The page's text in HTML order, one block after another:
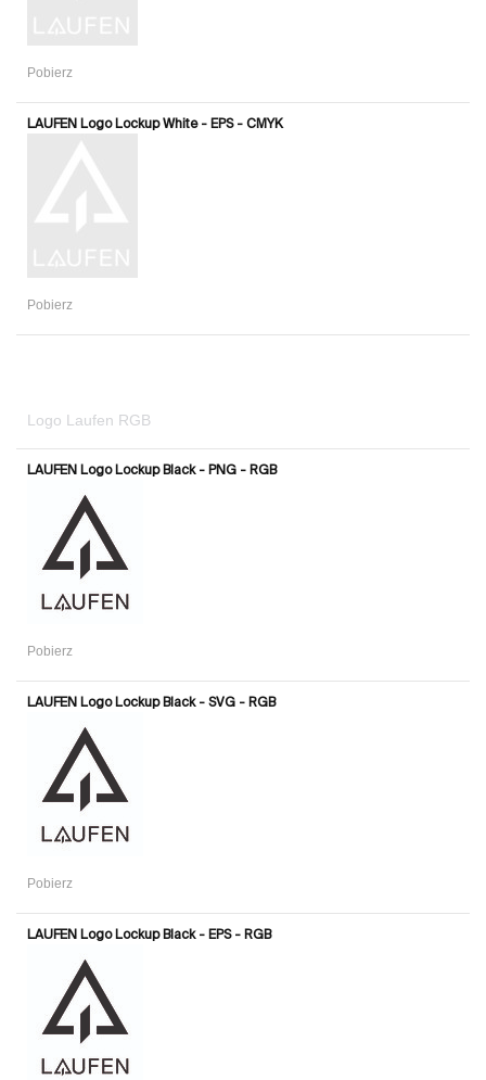
Pobierz
LAUFEN Logo Lockup White - EPS - CMYK
Pobierz
Logo Laufen RGB
LAUFEN Logo Lockup Black - PNG - RGB
Pobierz
LAUFEN Logo Lockup Black - SVG - RGB
Pobierz
LAUFEN Logo Lockup Black - EPS - RGB